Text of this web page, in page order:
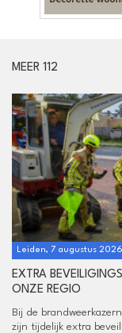
MEER 112
Leiden, 7 augustus
EXTRA
ONZE REGIO
Bij de
zijn tijdelijk extra